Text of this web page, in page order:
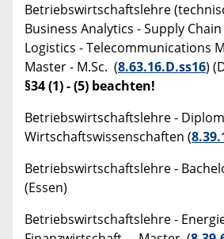
Betriebswirtschaftslehre
Business Analytics - Supply
Logistics - Telecommunications
Master - M.Sc. (8.63.16.D.ss16)
§34 (1) - (5) beachten!
Betriebswirtschaftslehre - Diplom
Wirtschaftswissenschaften (
Betriebswirtschaftslehre -
(Essen)
Betriebswirtschaftslehre -